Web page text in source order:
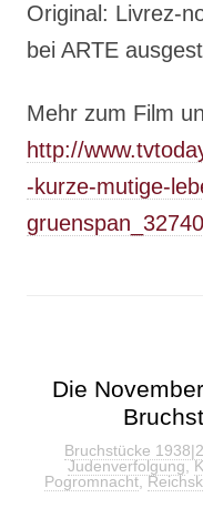
Original: Livrez-
bei ARTE
Mehr zum Film
http://
-kurze-mutige-
Die
Bruchstücke
Judenverfolgung,
Pogromnacht,